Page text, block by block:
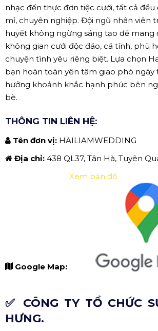
nhạc đến thực đơn tiệc cưới, tất cả
mỉ, chuyên nghiệp. Đội ngũ nhân viên
huyết không ngừng sáng tạo để mang
không gian cưới độc đáo, cá tính, phù
chuyện tình yêu riêng biệt. Lựa chọn
bạn hoàn toàn yên tâm giao phó ngày
hưởng khoảnh khắc hạnh phúc bên
bè.
THÔNG TIN LIÊN HỆ:
Tên đơn vị: HAILIAMWEDDING
Địa chỉ: 438 QL37, Tân Hà, Tuyên
Google Map:
Xem bản đồ
✅ CÔNG TY TỔ CHỨC
HƯNG.